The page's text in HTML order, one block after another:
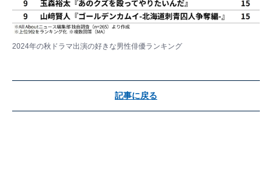
2024年の秋ドラマ出演の好きな男性俳優ランキング
記事に戻る